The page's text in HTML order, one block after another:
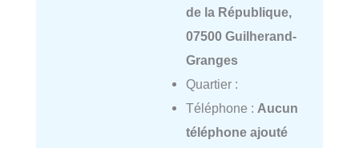
de la République,
07500 Guilherand-
Granges
Quartier :
Téléphone : Aucun
téléphone ajouté